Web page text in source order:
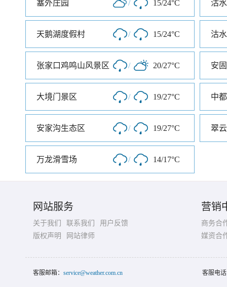
塞外庄园 / 15/24°C 沽
天鹅湖度假村 / 15/24°C 沽
张家口鸡鸣山风景区 / 20/27°C 安
大境门景区 / 19/27°C 中
安家沟生态区 / 19/27°C 翠
万龙滑雪场 / 14/17°C
网站服务
关于我们 联系我们
用户反馈
版权声明
网站律师
营销
商务合
媒资合
客服邮箱： service@weather.com.cn 客服电